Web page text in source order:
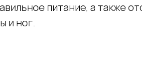
питание, а также
и ног.